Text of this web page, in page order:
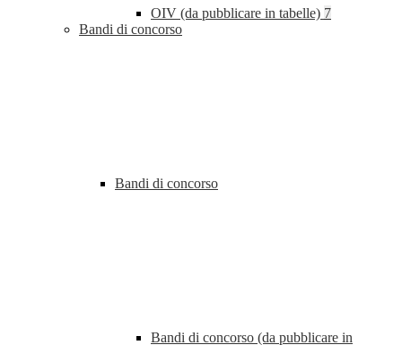
OIV (da pubblicare in tabelle) 7
Bandi di concorso
Bandi di concorso
Bandi di concorso (da pubblicare in